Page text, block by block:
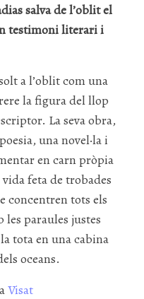
salva de l’oblit el
testimoni literari i
a l’oblit com una
la figura del llop
La seva obra,
una novel·la i
en carn pròpia
feta de trobades
concentren tots els
paraules justes
tota en una cabina
oceans.
aVisat